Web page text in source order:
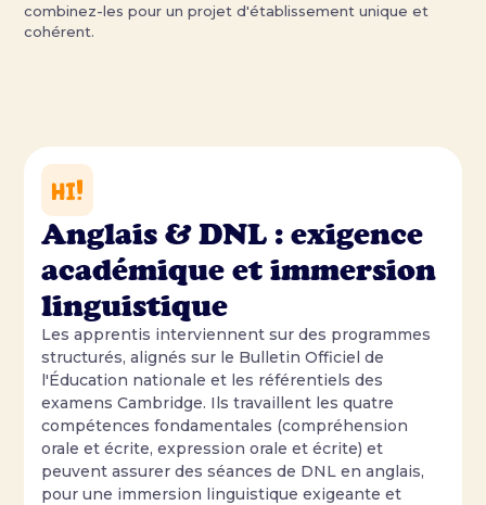
combinez-les pour un projet d'établissement unique et
cohérent.
Anglais & DNL : exigence
académique et immersion
linguistique
Les apprentis interviennent sur des programmes
structurés, alignés sur le Bulletin Officiel de
l'Éducation nationale et les référentiels des
examens Cambridge. Ils travaillent les quatre
compétences fondamentales (compréhension
orale et écrite, expression orale et écrite) et
peuvent assurer des séances de DNL en anglais,
pour une immersion linguistique exigeante et